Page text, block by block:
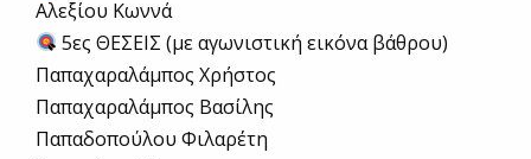
Αλεξίου Κωννά
5ες ΘΕΣΕΙΣ (με αγωνιστική εικόνα βάθρου)
Παπαχαραλάμπος Χρήστος
Παπαχαραλάμπος Βασίλης
Παπαδοπούλου Φιλαρέτη